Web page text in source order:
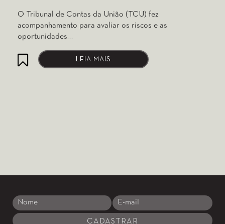
O Tribunal de Contas da União (TCU) fez
acompanhamento para avaliar os riscos e as
oportunidades…
LEIA MAIS